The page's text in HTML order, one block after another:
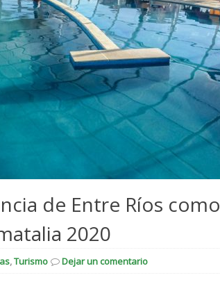
de Entre Ríos como
2020
,Turismo Dejar un comentario